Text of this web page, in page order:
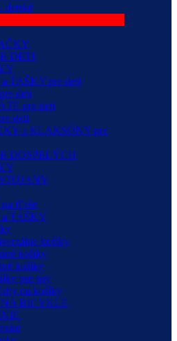
detské
DETI
TAŠKY pre deti
deti
pre deti
deti
a KLAKSÓNY pre
DOSPELÝCH
fľaše
TAŠKY
košíky
košíky
košíky
pre psy
na košíky
BICYKLE